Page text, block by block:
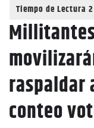
Millitantes
raspaldar
conteo